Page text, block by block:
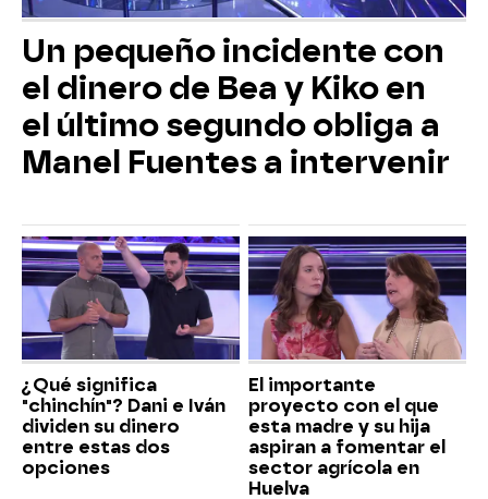
Un pequeño incidente con
el dinero de Bea y Kiko en
el último segundo obliga a
Manel Fuentes a intervenir
¿Qué significa
"chinchín"? Dani e Iván
dividen su dinero
entre estas dos
opciones
El importante
proyecto con el que
esta madre y su hija
aspiran a fomentar el
sector agrícola en
Huelva